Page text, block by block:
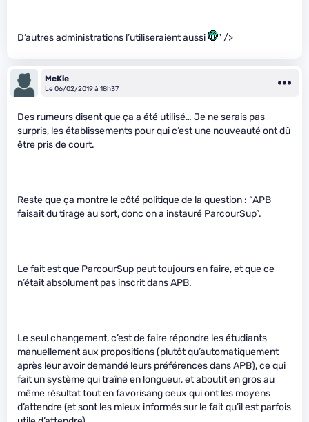
D’autres administrations l’utiliseraient aussi " />
McKie
Le 06/02/2019 à 18h37
Des rumeurs disent que ça a été utilisé… Je ne serais pas
surpris, les établissements pour qui c’est une nouveauté ont dû
être pris de court.
Reste que ça montre le côté politique de la question : “APB
faisait du tirage au sort, donc on a instauré ParcourSup”.
Le fait est que ParcourSup peut toujours en faire, et que ce
n’était absolument pas inscrit dans APB.
Le seul changement, c’est de faire répondre les étudiants
manuellement aux propositions (plutôt qu’automatiquement
après leur avoir demandé leurs préférences dans APB), ce qui
fait un système qui traîne en longueur, et aboutit en gros au
même résultat tout en favorisang ceux qui ont les moyens
d’attendre (et sont les mieux informés sur le fait qu’il est parfois